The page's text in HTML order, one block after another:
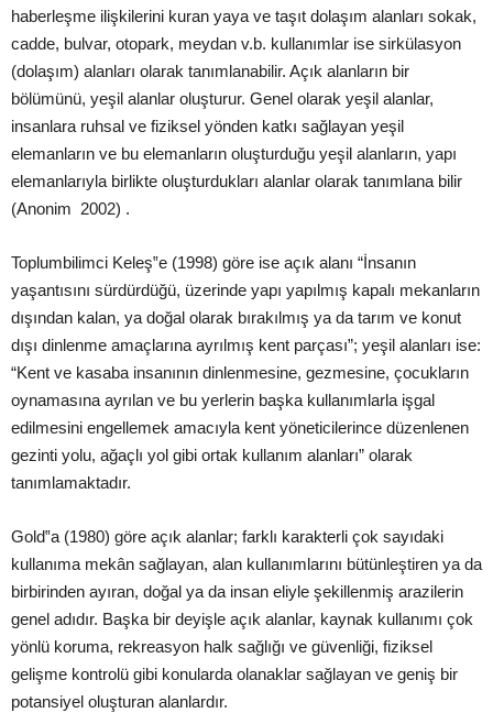
haberleşme ilişkilerini kuran yaya ve taşıt dolaşım alanları sokak,
cadde, bulvar, otopark, meydan v.b. kullanımlar ise sirkülasyon
(dolaşım) alanları olarak tanımlanabilir. Açık alanların bir
bölümünü, yeşil alanlar oluşturur. Genel olarak yeşil alanlar,
insanlara ruhsal ve fiziksel yönden katkı sağlayan yeşil
elemanların ve bu elemanların oluşturduğu yeşil alanların, yapı
elemanlarıyla birlikte oluşturdukları alanlar olarak tanımlana bilir
(Anonim 2002) .
Toplumbilimci Keleş‟e (1998) göre ise açık alanı “İnsanın
yaşantısını sürdürdüğü, üzerinde yapı yapılmış kapalı mekanların
dışından kalan, ya doğal olarak bırakılmış ya da tarım ve konut
dışı dinlenme amaçlarına ayrılmış kent parçası”; yeşil alanları ise:
“Kent ve kasaba insanının dinlenmesine, gezmesine, çocukların
oynamasına ayrılan ve bu yerlerin başka kullanımlarla işgal
edilmesini engellemek amacıyla kent yöneticilerince düzenlenen
gezinti yolu, ağaçlı yol gibi ortak kullanım alanları” olarak
tanımlamaktadır.
Gold‟a (1980) göre açık alanlar; farklı karakterli çok sayıdaki
kullanıma mekân sağlayan, alan kullanımlarını bütünleştiren ya da
birbirinden ayıran, doğal ya da insan eliyle şekillenmiş arazilerin
genel adıdır. Başka bir deyişle açık alanlar, kaynak kullanımı çok
yönlü koruma, rekreasyon halk sağlığı ve güvenliği, fiziksel
gelişme kontrolü gibi konularda olanaklar sağlayan ve geniş bir
potansiyel oluşturan alanlardır.